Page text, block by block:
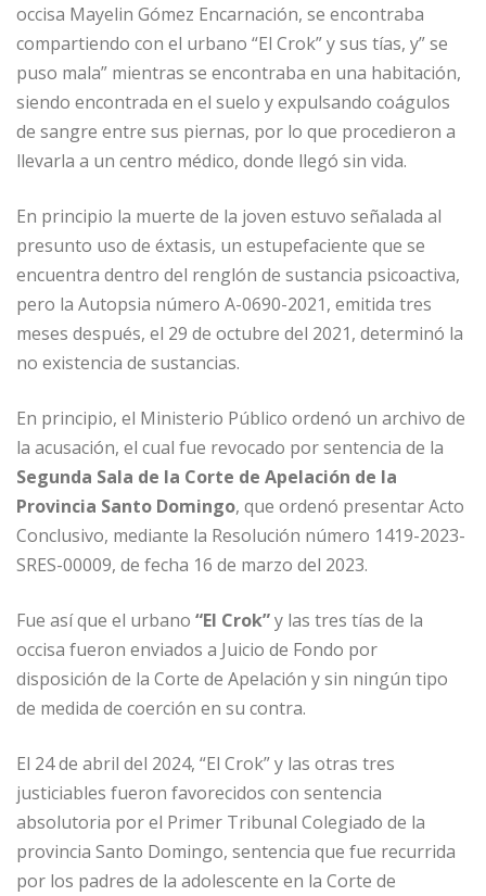
occisa Mayelin Gómez Encarnación, se encontraba
compartiendo con el urbano “El Crok” y sus tías, y” se
puso mala” mientras se encontraba en una habitación,
siendo encontrada en el suelo y expulsando coágulos
de sangre entre sus piernas, por lo que procedieron a
llevarla a un centro médico, donde llegó sin vida.
En principio la muerte de la joven estuvo señalada al
presunto uso de éxtasis, un estupefaciente que se
encuentra dentro del renglón de sustancia psicoactiva,
pero la Autopsia número A-0690-2021, emitida tres
meses después, el 29 de octubre del 2021, determinó la
no existencia de sustancias.
En principio, el Ministerio Público ordenó un archivo de
la acusación, el cual fue revocado por sentencia de la
Segunda Sala de la Corte de Apelación de la
Provincia Santo Domingo, que ordenó presentar Acto
Conclusivo, mediante la Resolución número 1419-2023-
SRES-00009, de fecha 16 de marzo del 2023.
Fue así que el urbano “El Crok”y las tres tías de la
occisa fueron enviados a Juicio de Fondo por
disposición de la Corte de Apelación y sin ningún tipo
de medida de coerción en su contra.
El 24 de abril del 2024, “El Crok” y las otras tres
justiciables fueron favorecidos con sentencia
absolutoria por el Primer Tribunal Colegiado de la
provincia Santo Domingo, sentencia que fue recurrida
por los padres de la adolescente en la Corte de